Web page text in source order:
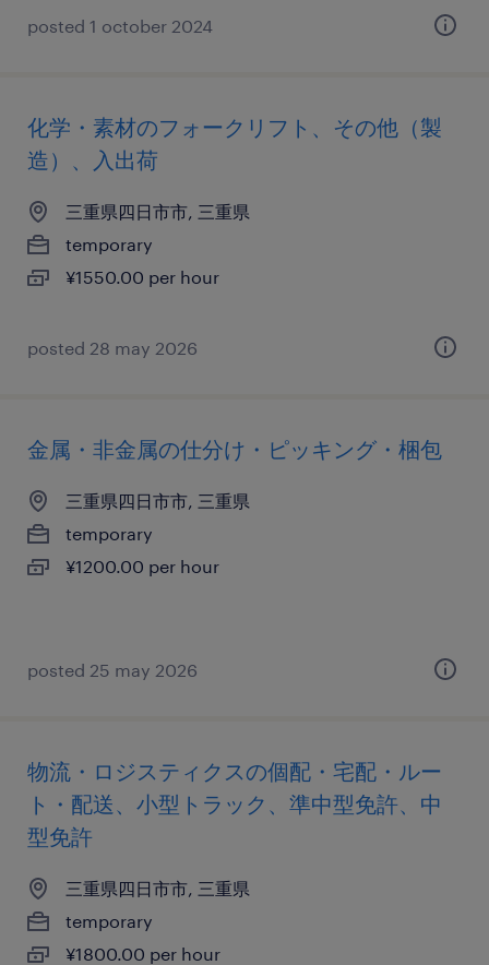
posted 1 october 2024
化学・素材のフォークリフト、その他（製
造）、入出荷
三重県四日市市, 三重県
temporary
¥1550.00 per hour
posted 28 may 2026
金属・非金属の仕分け・ピッキング・梱包
三重県四日市市, 三重県
temporary
¥1200.00 per hour
posted 25 may 2026
物流・ロジスティクスの個配・宅配・ルー
ト・配送、小型トラック、準中型免許、中
型免許
三重県四日市市, 三重県
temporary
¥1800.00 per hour